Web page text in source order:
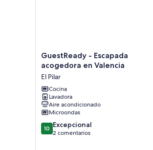
GuestReady
-
Escapada
acogedora
en
Valencia
El
Pilar
GuestReady - Escapada
acogedora en Valencia
El Pilar
Cocina
Lavadora
Aire acondicionado
Microondas
10.0
sobre
10 Excepcional
2 comentarios